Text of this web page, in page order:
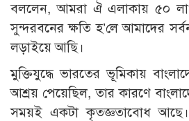
বললেন, আমরা ঐ এলাকায় ৫০
সুন্দরবনের ক্ষতি হ’লে আমাদের
লড়াইয়ে আছি।
মুক্তিযুদ্ধে ভারতের ভূমিকায়
আশ্রয় পেয়েছিল, তার কারণে
সময়ই একটা কৃতজ্ঞতাবোধ আছে।